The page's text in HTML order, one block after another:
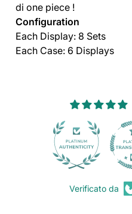
di one piece !
Configuration
Each Display: 8 Sets
Each Case: 6 Displays
Verificato da